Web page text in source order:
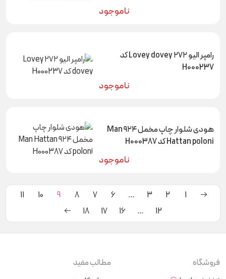
ناموجود
رامپر الیو ۲۷۲ Lovey dovey کد
H000237
ناموجود
هودی شلوار چاپ مخمل ۹۲۴ Man
Hattan poloni کد H000387
ناموجود
1
2
3
…
6
7
8
9
10
11
12
…
16
17
18
فروشگاه
مطالب مفید